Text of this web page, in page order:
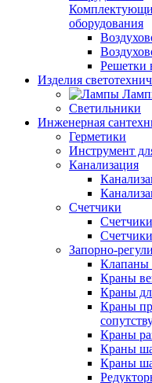
оборудования
Решетки
Изделия
Светильники
Инженерная
Герметики
Инструмент
Канализация
Счетчики
Счетчики
Запорно-
Клапаны
Краны
Краны
Краны
Краны
Краны
Краны